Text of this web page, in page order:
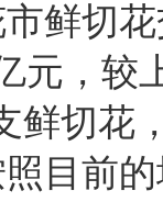
鲜切
元，较
鲜切花
目前